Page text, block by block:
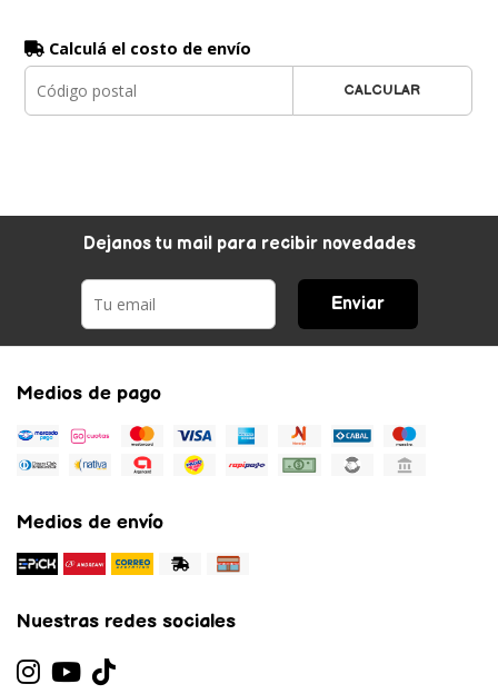
Calculá el costo de envío
CALCULAR
Dejanos tu mail para recibir novedades
Enviar
Medios de pago
Medios de envío
Nuestras redes sociales